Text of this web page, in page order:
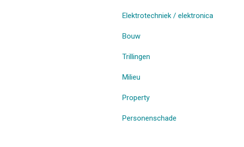
Elektrotechniek / elektronica
Bouw
Trillingen
Milieu
Property
Personenschade